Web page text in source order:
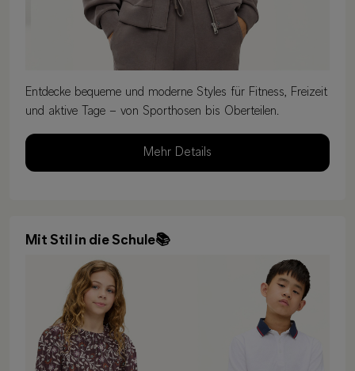
Entdecke bequeme und moderne Styles für Fitness, Freizeit
und aktive Tage – von Sporthosen bis Oberteilen.
Mehr Details
Mit Stil in die Schule📚